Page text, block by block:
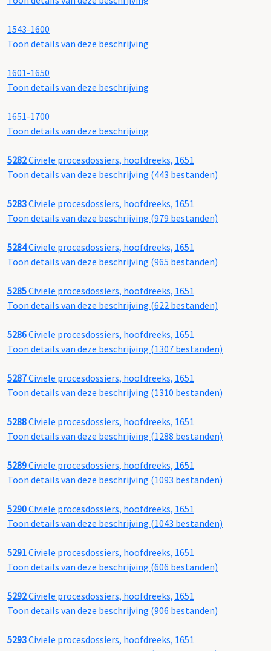
1543-1600
Toon details van deze beschrijving
1601-1650
Toon details van deze beschrijving
1651-1700
Toon details van deze beschrijving
5282Civiele procesdossiers, hoofdreeks, 1651
Toon details van deze beschrijving (443 bestanden)
5283Civiele procesdossiers, hoofdreeks, 1651
Toon details van deze beschrijving (979 bestanden)
5284Civiele procesdossiers, hoofdreeks, 1651
Toon details van deze beschrijving (965 bestanden)
5285Civiele procesdossiers, hoofdreeks, 1651
Toon details van deze beschrijving (622 bestanden)
5286Civiele procesdossiers, hoofdreeks, 1651
Toon details van deze beschrijving (1307 bestanden)
5287Civiele procesdossiers, hoofdreeks, 1651
Toon details van deze beschrijving (1310 bestanden)
5288Civiele procesdossiers, hoofdreeks, 1651
Toon details van deze beschrijving (1288 bestanden)
5289Civiele procesdossiers, hoofdreeks, 1651
Toon details van deze beschrijving (1093 bestanden)
5290Civiele procesdossiers, hoofdreeks, 1651
Toon details van deze beschrijving (1043 bestanden)
5291Civiele procesdossiers, hoofdreeks, 1651
Toon details van deze beschrijving (606 bestanden)
5292Civiele procesdossiers, hoofdreeks, 1651
Toon details van deze beschrijving (906 bestanden)
5293Civiele procesdossiers, hoofdreeks, 1651